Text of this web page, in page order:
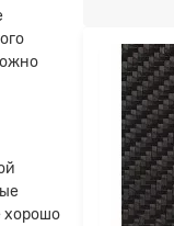
хорошо